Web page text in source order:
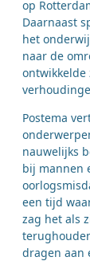
op
Daarnaast
het
naar de
ontwikkelde
Postema
nauwelijks
bij mannen
een tijd
zag het als
dragen aan